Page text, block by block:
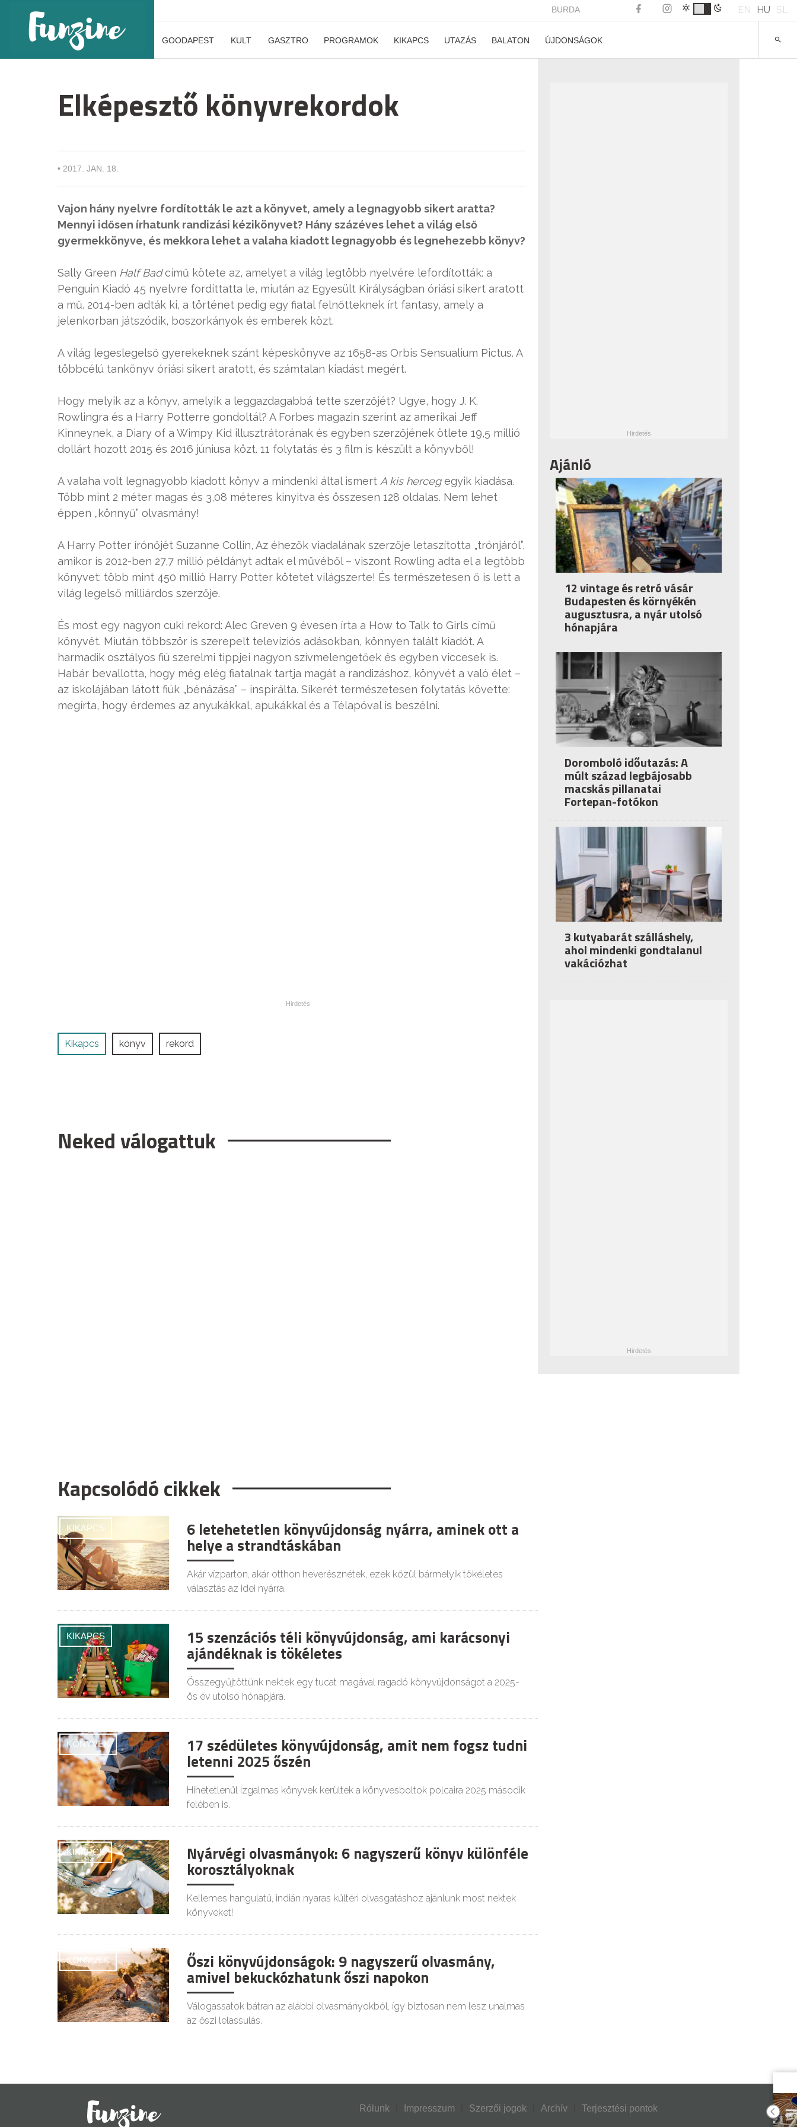
BURDA EN HU SL
GOODAPEST KULT GASZTRO PROGRAMOK KIKAPCS UTAZÁS BALATON ÚJDONSÁGOK
Elképesztő könyvrekordok
• 2017. JAN. 18.
Vajon hány nyelvre fordították le azt a könyvet, amely a legnagyobb sikert aratta?
Mennyi idősen írhatunk randizási kézikönyvet? Hány százéves lehet a világ első
gyermekkönyve, és mekkora lehet a valaha kiadott legnagyobb és legnehezebb könyv?
Sally Green Half Badcímű kötete az, amelyet a világ legtöbb nyelvére lefordították: a
Penguin Kiadó 45 nyelvre fordíttatta le, miután az Egyesült Királyságban óriási sikert aratott
a mű. 2014-ben adták ki, a történet pedig egy fiatal felnőtteknek írt fantasy, amely a
jelenkorban játszódik, boszorkányok és emberek közt.
A világ legeslegelső gyerekeknek szánt képeskönyve az 1658-as Orbis Sensualium Pictus. A
többcélú tankönyv óriási sikert aratott, és számtalan kiadást megért.
Hogy melyik az a könyv, amelyik a leggazdagabbá tette szerzőjét? Ugye, hogy J. K.
Rowlingra és a Harry Potterre gondoltál? A Forbes magazin szerint az amerikai Jeff
Kinneynek, a Diary of a Wimpy Kid illusztrátorának és egyben szerzőjének ötlete 19,5 millió
dollárt hozott 2015 és 2016 júniusa közt. 11 folytatás és 3 film is készült a könyvből!
A valaha volt legnagyobb kiadott könyv a mindenki által ismert A kis hercegegyik kiadása.
Több mint 2 méter magas és 3,08 méteres kinyitva és összesen 128 oldalas. Nem lehet
éppen „könnyű” olvasmány!
A Harry Potter írónőjét Suzanne Collin, Az éhezők viadalának szerzője letaszította „trónjáról”,
amikor is 2012-ben 27,7 millió példányt adtak el művéből – viszont Rowling adta el a legtöbb
könyvet: több mint 450 millió Harry Potter kötetet világszerte! És természetesen ő is lett a
világ legelső milliárdos szerzője.
És most egy nagyon cuki rekord: Alec Greven 9 évesen írta a How to Talk to Girls című
könyvét. Miután többször is szerepelt televíziós adásokban, könnyen talált kiadót. A
harmadik osztályos fiú szerelmi tippjei nagyon szívmelengetőek és egyben viccesek is.
Habár bevallotta, hogy még elég fiatalnak tartja magát a randizáshoz, könyvét a való élet –
az iskolájában látott fiúk „bénázása” – inspirálta. Sikerét természetesen folytatás követte:
megírta, hogy érdemes az anyukákkal, apukákkal és a Télapóval is beszélni.
Kikapcs könyv rekord
Neked válogattuk
Kapcsolódó cikkek
KIKAPCS 6 letehetetlen könyvújdonság nyárra, aminek ott a
helye a strandtáskában
Akár vízparton, akár otthon heverésznétek, ezek közül bármelyik tökéletes
választás az idei nyárra.
KIKAPCS 15 szenzációs téli könyvújdonság, ami karácsonyi
ajándéknak is tökéletes
Összegyűjtöttünk nektek egy tucat magával ragadó könyvújdonságot a 2025-
ös év utolsó hónapjára.
KÖNYVEK 17 szédületes könyvújdonság, amit nem fogsz tudni
letenni 2025 őszén
Hihetetlenül izgalmas könyvek kerültek a könyvesboltok polcaira 2025 második
felében is.
KIKAPCS Nyárvégi olvasmányok: 6 nagyszerű könyv különféle
korosztályoknak
Kellemes hangulatú, indián nyaras kültéri olvasgatáshoz ajánlunk most nektek
könyveket!
KÖNYVEK Őszi könyvújdonságok: 9 nagyszerű olvasmány,
amivel bekuckózhatunk őszi napokon
Válogassatok bátran az alábbi olvasmányokból, így biztosan nem lesz unalmas
az őszi lelassulás.
Ajánló
12 vintage és retró vásár
Budapesten és környékén
augusztusra, a nyár utolsó
hónapjára
Doromboló időutazás: A
múlt század legbájosabb
macskás pillanatai
Fortepan-fotókon
3 kutyabarát szálláshely,
ahol mindenki gondtalanul
vakációzhat
Rólunk Impresszum Szerzői jogok Archív Terjesztési pontok